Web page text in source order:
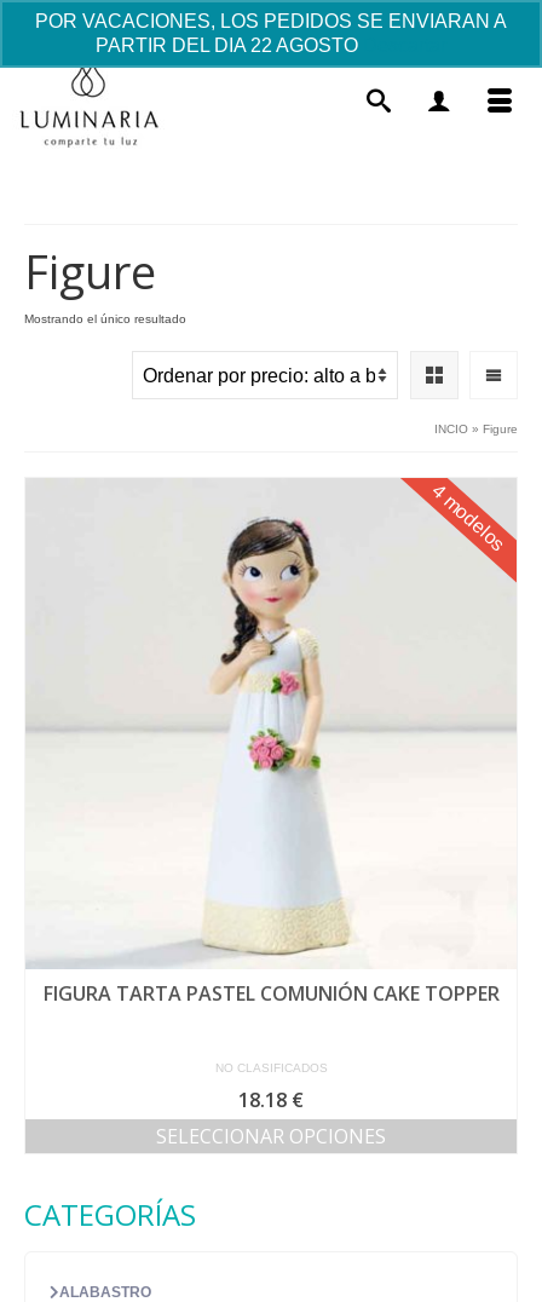
POR VACACIONES, LOS PEDIDOS SE ENVIARAN A
PARTIR DEL DIA 22 AGOSTO
Figure
Mostrando el único resultado
INCIO » Figure
4 modelos
FIGURA TARTA PASTEL COMUNIÓN CAKE TOPPER
NO CLASIFICADOS
18.18 €
SELECCIONAR OPCIONES
CATEGORÍAS
ALABASTRO
Broche Silueta Plata "Virgen del
Pilar" - Baño Oro
AÑADIR